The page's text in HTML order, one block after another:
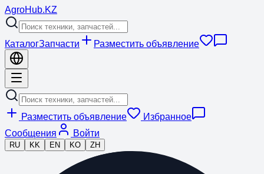
AgroHub.KZ
КаталогЗапчасти Разместить объявление
Разместить объявление
Избранное
Сообщения
Войти
RU KK EN KO ZH